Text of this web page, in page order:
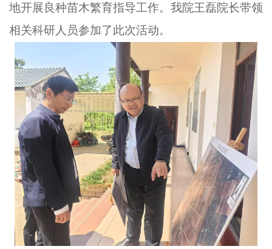
地开展良种苗木繁育指导工作。我院王磊院长带领
相关科研人员参加了此次活动。